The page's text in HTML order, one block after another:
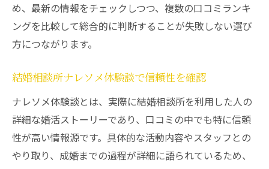
め、最新の情報をチェックしつつ、複数の口コミランキ
ングを比較して総合的に判断することが失敗しない選び
方につながります。
結婚相談所ナレソメ体験談で信頼性を確認
ナレソメ体験談とは、実際に結婚相談所を利用した人の
詳細な婚活ストーリーであり、口コミの中でも特に信頼
性が高い情報源です。具体的な活動内容やスタッフとの
やり取り、成婚までの過程が詳細に語られているため、